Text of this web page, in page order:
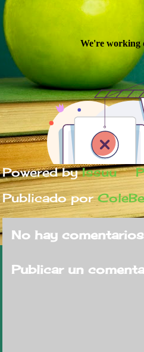
Powered byIssuu
Publicado por
No hay
Publicar un